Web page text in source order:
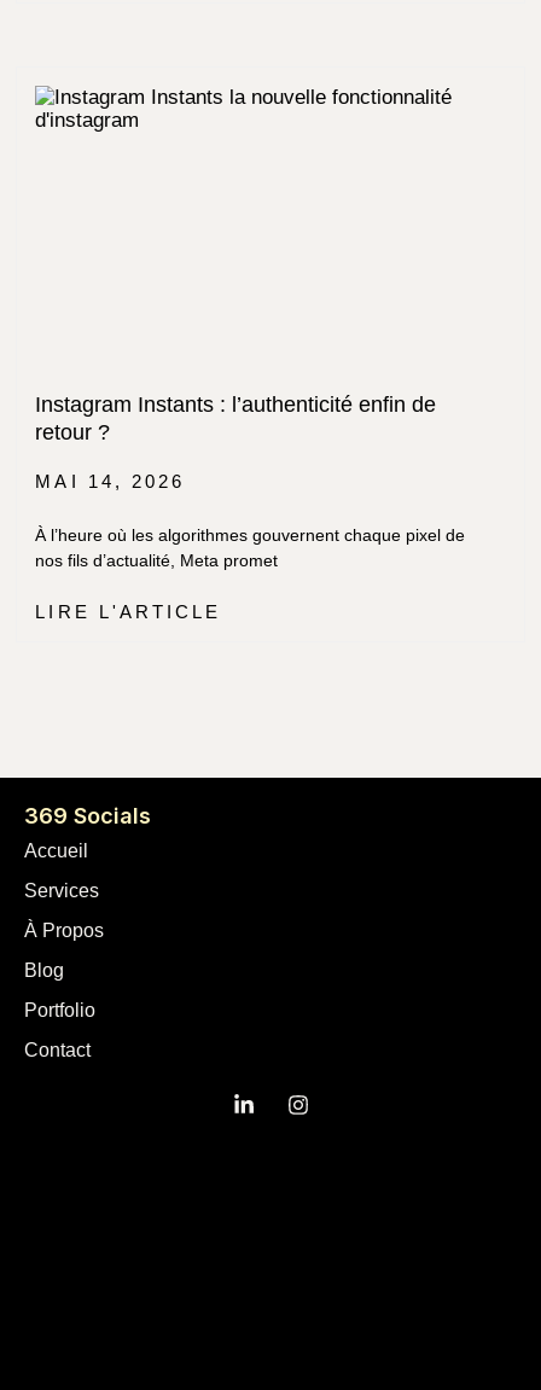
Instagram Instants : l’authenticité enfin de
retour ?
MAI 14, 2026
À l’heure où les algorithmes gouvernent chaque pixel de
nos fils d’actualité, Meta promet
LIRE L'ARTICLE
369 Socials
Accueil
Services
À Propos
Blog
Portfolio
Contact